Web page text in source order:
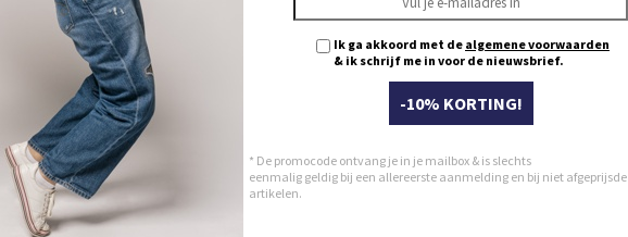
Ik ga akkoord met de algemene voorwaarden
& ik schrijf me in voor de nieuwsbrief.
-10% KORTING!
* De promocode ontvang je in je mailbox & is slechts
eenmalig geldig bij een allereerste aanmelding en bij niet afgeprijsde
artikelen.